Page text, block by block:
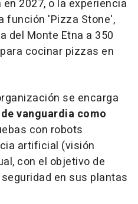
2027, o la experiencia
función 'Pizza Stone',
del Monte Etna a 350
cocinar pizzas en
se encarga
vanguardia como
con robots
artificial (visión
con el objetivo de
en sus plantas